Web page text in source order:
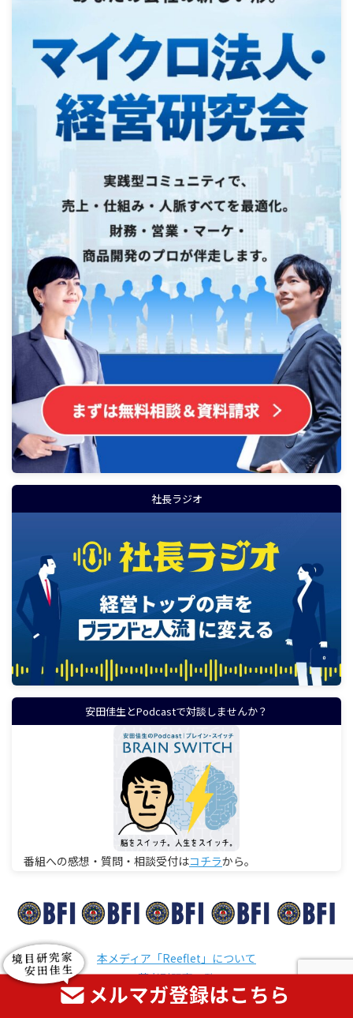
社長ラジオ
安田佳生とPodcastで対談しませんか？
番組への感想・質問・相談受付はコチラから。
本メディア「Reeflet」について
著者別記事一覧